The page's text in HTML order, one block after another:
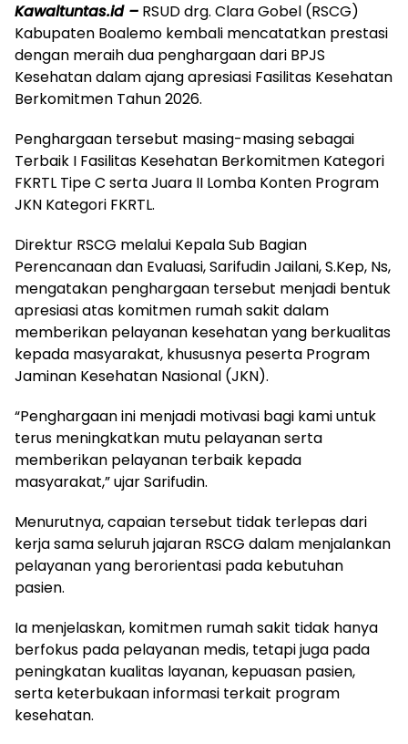
Kawaltuntas.id – RSUD drg. Clara Gobel (RSCG)
Kabupaten Boalemo kembali mencatatkan prestasi
dengan meraih dua penghargaan dari BPJS
Kesehatan dalam ajang apresiasi Fasilitas Kesehatan
Berkomitmen Tahun 2026.
Penghargaan tersebut masing-masing sebagai
Terbaik I Fasilitas Kesehatan Berkomitmen Kategori
FKRTL Tipe C serta Juara II Lomba Konten Program
JKN Kategori FKRTL.
Direktur RSCG melalui Kepala Sub Bagian
Perencanaan dan Evaluasi, Sarifudin Jailani, S.Kep, Ns,
mengatakan penghargaan tersebut menjadi bentuk
apresiasi atas komitmen rumah sakit dalam
memberikan pelayanan kesehatan yang berkualitas
kepada masyarakat, khususnya peserta Program
Jaminan Kesehatan Nasional (JKN).
“Penghargaan ini menjadi motivasi bagi kami untuk
terus meningkatkan mutu pelayanan serta
memberikan pelayanan terbaik kepada
masyarakat,” ujar Sarifudin.
Menurutnya, capaian tersebut tidak terlepas dari
kerja sama seluruh jajaran RSCG dalam menjalankan
pelayanan yang berorientasi pada kebutuhan
pasien.
Ia menjelaskan, komitmen rumah sakit tidak hanya
berfokus pada pelayanan medis, tetapi juga pada
peningkatan kualitas layanan, kepuasan pasien,
serta keterbukaan informasi terkait program
kesehatan.